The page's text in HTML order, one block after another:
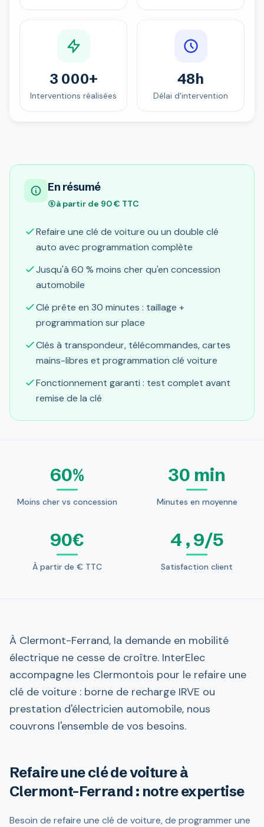
3 000+
Interventions réalisées
48h
Délai d'intervention
En résumé
à partir de 90 € TTC
Refaire une clé de voiture ou un double clé
auto avec programmation complète
Jusqu'à 60 % moins cher qu'en concession
automobile
Clé prête en 30 minutes : taillage +
programmation sur place
Clés à transpondeur, télécommandes, cartes
mains-libres et programmation clé voiture
Fonctionnement garanti : test complet avant
remise de la clé
60%
Moins cher vs concession
30 min
Minutes en moyenne
90€
À partir de € TTC
4,9/5
Satisfaction client
À Clermont-Ferrand, la demande en mobilité
électrique ne cesse de croître. InterElec
accompagne les Clermontois pour le refaire une
clé de voiture : borne de recharge IRVE ou
prestation d'électricien automobile, nous
couvrons l'ensemble de vos besoins.
Refaire une clé de voiture à
Clermont-Ferrand : notre expertise
Besoin de refaire une clé de voiture, de programmer une